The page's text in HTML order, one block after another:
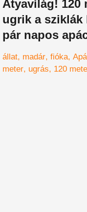
Atyavilág! 120
ugrik a sziklák
pár napos
-videó
állat madár fióka
meter ugrás 120